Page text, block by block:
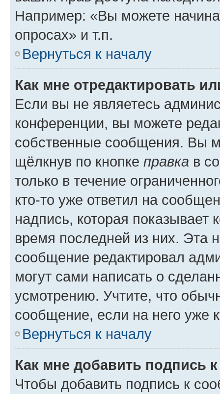
Например: «Вы можете
опросах» и т.п.
Вернуться к началу
Как мне отредактировать
Если вы не являетесь
конференции, вы можете
собственные сообщения. Вы
щёлкнув по кнопке правка в
только в течение
кто-то уже ответил на
надпись, которая показывает
время последней из них. Эта
сообщение редактировал
могут сами написать о
усмотрению. Учтите, что
сообщение, если на него уже
Вернуться к началу
Как мне добавить подпись
Чтобы добавить подпись к